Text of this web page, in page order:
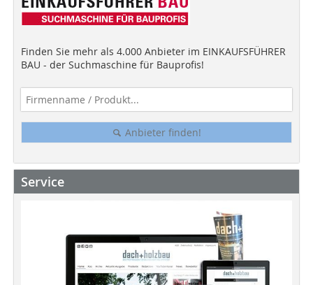
Finden Sie mehr als 4.000 Anbieter im EINKAUFSFÜHRER
BAU - der Suchmaschine für Bauprofis!
Anbieter finden!
Service